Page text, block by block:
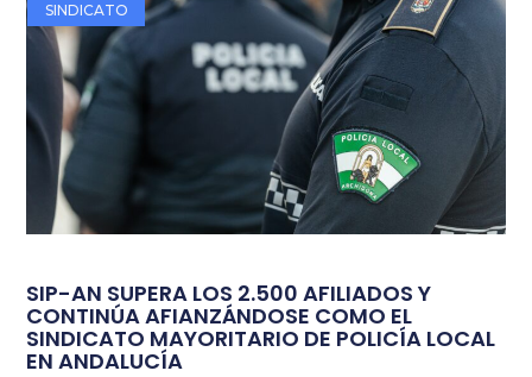
SINDICATO
SIP-AN SUPERA LOS 2.500 AFILIADOS Y
CONTINÚA AFIANZÁNDOSE COMO EL
SINDICATO MAYORITARIO DE POLICÍA LOCAL
EN ANDALUCÍA